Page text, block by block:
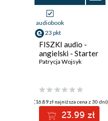
audiobook
23 pkt
FISZKI audio -
angielski - Starter
Patrycja Wojsyk
(16,89 zł najniższa cena z 30 dni)
23.99 zł